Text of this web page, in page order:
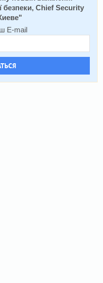
безпеки, Chief Security
"
E-mail